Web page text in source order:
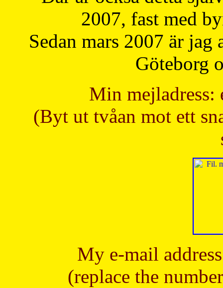
2007, fast med
Sedan mars 2007 är
Göteborg
Min mejladress:
(Byt ut tvåan mot ett
My e-mail
(replace the